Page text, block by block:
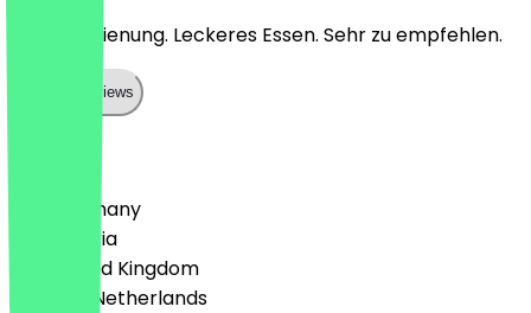
Nette Bedienung. Leckeres Essen. Sehr zu empfehlen.
Show all reviews
🇩🇪 Germany
🇦🇹 Austria
🇬🇧 United Kingdom
🇳🇱 The Netherlands